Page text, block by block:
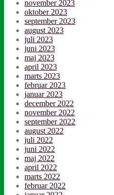
november 2023
oktober 2023
september 2023
august 2023
juli 2023
juni 2023
maj 2023
april 2023
marts 2023
februar 2023
januar 2023
december 2022
november 2022
september 2022
august 2022
juli 2022
juni 2022
maj 2022
april 2022
marts 2022
februar 2022